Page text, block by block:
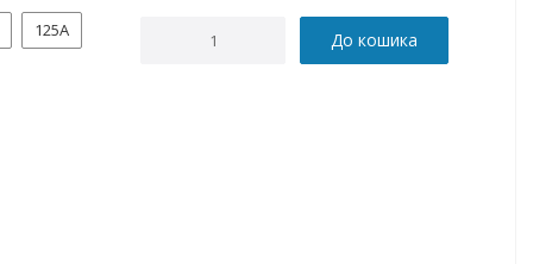
125А До кошика